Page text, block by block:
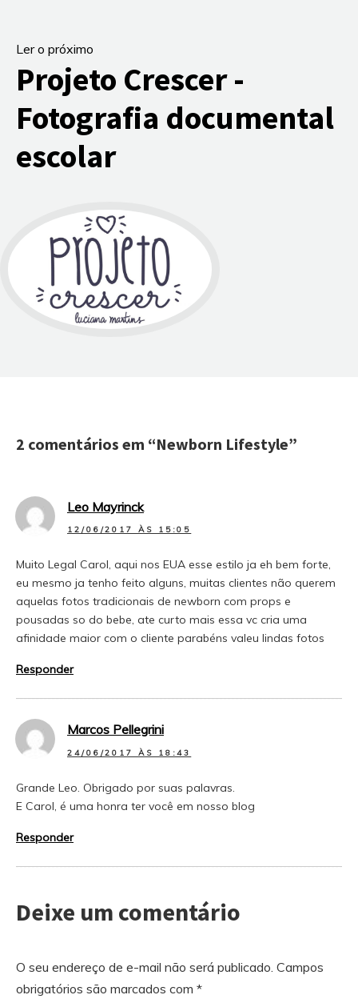
Ler o próximo
Projeto Crescer -
Fotografia documental
escolar
2 comentários em “Newborn Lifestyle”
Leo Mayrinck
12/06/2017 ÀS 15:05
Muito Legal Carol, aqui nos EUA esse estilo ja eh bem forte,
eu mesmo ja tenho feito alguns, muitas clientes não querem
aquelas fotos tradicionais de newborn com props e
pousadas so do bebe, ate curto mais essa vc cria uma
afinidade maior com o cliente parabéns valeu lindas fotos
Responder
Marcos Pellegrini
24/06/2017 ÀS 18:43
Grande Leo. Obrigado por suas palavras.
E Carol, é uma honra ter você em nosso blog
Responder
Deixe um comentário
O seu endereço de e-mail não será publicado. Campos
obrigatórios são marcados com *